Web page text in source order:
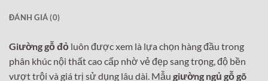
ĐÁNH GIÁ (0)
Giường gỗ đỏ luôn được xem là lựa chọn hàng đầu trong
phân khúc nội thất cao cấp nhờ vẻ đẹp sang trọng, độ bền
vượt trội và giá trị sử dụng lâu dài. Mẫu giường ngủ gỗ gõ